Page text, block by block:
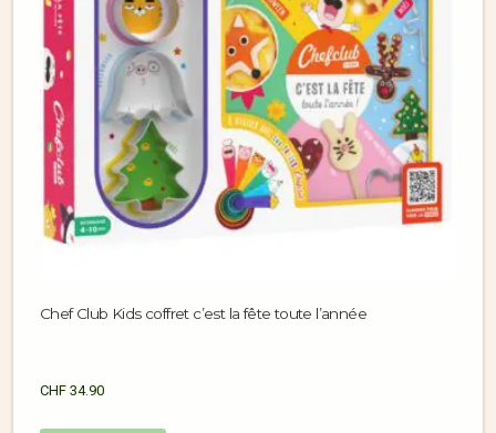
Chef Club Kids coffret c’est la fête toute l’année
CHF 34.90